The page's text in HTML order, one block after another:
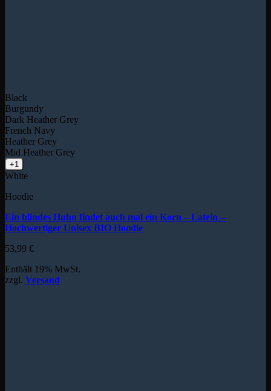
Black
Burgundy
Dark Heather Grey
French Navy
Heather Grey
Mid Heather Grey
+1
White
Hoodie
Ein blindes Huhn findet auch mal ein Korn – Latein –
Hochwertiger Unisex BIO Hoodie
53,99 €
Enthält 19% MwSt.
zzgl. Versand